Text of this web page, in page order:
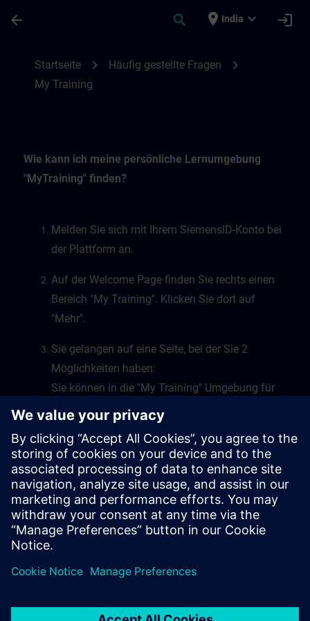
arrow_back search place India expand_more login
Startseite chevron_right Häufig gestellte Fragen chevron_right
My Training
Wie kann ich meine persönliche Lernumgebung
"MyTraining" finden?
Melden Sie sich mit Ihrem SiemensID-Konto bei
der Plattform an.
Auf der Welcome Page finden Sie rechts einen
Bereich "My Training". Klicken Sie dort auf
"Mehr".
Sie gelangen auf eine Seite, bei der Sie 2
Möglichkeiten haben:
Sie können in die "My Training" Umgebung für
Learning Events oder Learning Journeys
wechseln, oder Sie wechseln in die "My Plan"
Umgebung von SITRAIN access.